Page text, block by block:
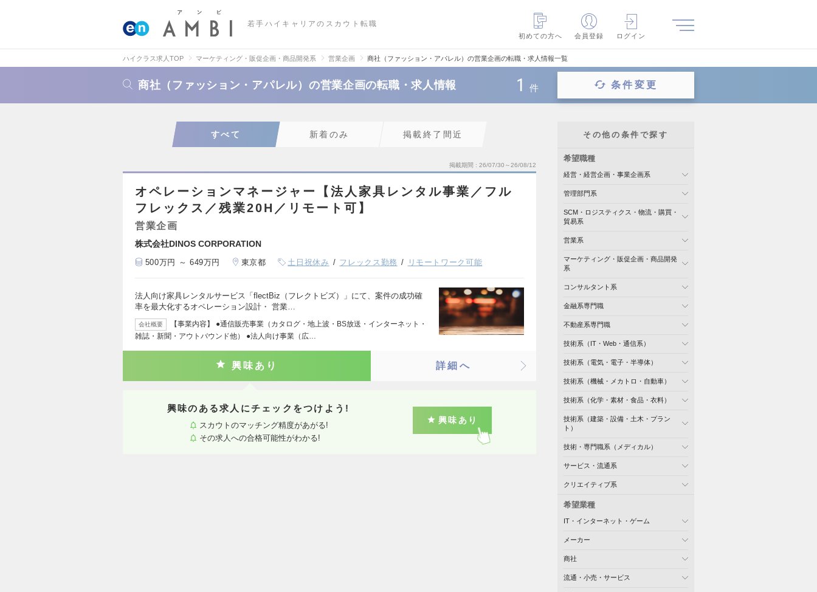
若手ハイキャリアのスカウト転職
初めての方へ
会員登録 ログイン
ハイクラス求人TOP マーケティング・販促企画・商品開発系 営業企画 商社（ファッション・アパレル）の営業企画の転職・求人情報一覧
商社（ファッション・アパレル）の営業企画の転職・求人情報 1 件 条件変更
すべて 新着のみ 掲載終了間近
掲載期間 26/07/30～26/08/12
オペレーションマネージャー【法人家具レンタル事業／フル
フレックス／残業20H／リモート可】
営業企画
株式会社DINOS CORPORATION
500万円 ～ 649万円 東京都 土日祝休み フレックス勤務 リモートワーク可能
法人向け家具レンタルサービス「flectBiz（フレクトビズ）」にて、案件の成功確
率を最大化するオペレーション設計・ 営業…
会社概要
【事業内容】 ●通信販売事業（カタログ・地上波・BS放送・インターネット・
雑誌・新聞・アウトバウンド他） ●法人向け事業（広…
興味あり 詳細へ
興味のある求人にチェックをつけよう!
スカウトのマッチング精度があがる!
その求人への合格可能性がわかる!
興味あり
その他の条件で探す
希望職種
経営・経営企画・事業企画系
管理部門系
SCM・ロジスティクス・物流・購買・
貿易系
営業系
マーケティング・販促企画・商品開発
系
コンサルタント系
金融系専門職
不動産系専門職
技術系（IT・Web・通信系）
技術系（電気・電子・半導体）
技術系（機械・メカトロ・自動車）
技術系（化学・素材・食品・衣料）
技術系（建築・設備・土木・プラン
ト）
技術・専門職系（メディカル）
サービス・流通系
クリエイティブ系
希望業種
IT・インターネット・ゲーム
メーカー
商社
流通・小売・サービス